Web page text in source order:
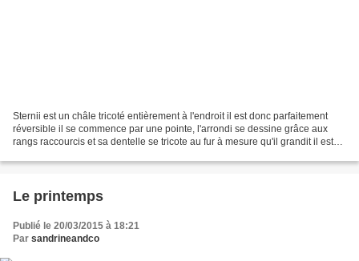
Sternii est un châle tricoté entièrement à l'endroit il est donc parfaitement
réversible il se commence par une pointe, l'arrondi se dessine grâce aux
rangs raccourcis et sa dentelle se tricote au fur à mesure qu'il grandit il est
Le printemps
Publié le 20/03/2015 à 18:21
Par sandrineandco